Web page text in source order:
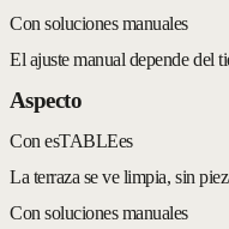
Con soluciones manuales
El ajuste manual depende del
Aspecto
Con esTABLEes
La terraza se ve limpia, sin
Con soluciones manuales